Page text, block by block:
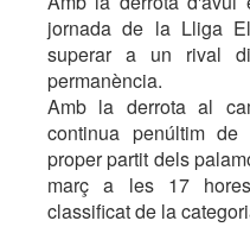
jornada de la Lliga
superar a un rival
permanència.
Amb la derrota al
continua penúltim
proper partit dels
març a les 17
classificat de la